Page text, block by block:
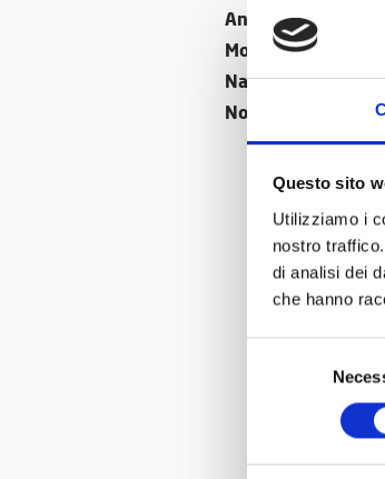
Questo sito
Utilizziamo i
nostro
di analisi dei
che hanno
Anno di produzione:
Modello:Vitessa L
Nazione:Germany
Nome: Voigtländer